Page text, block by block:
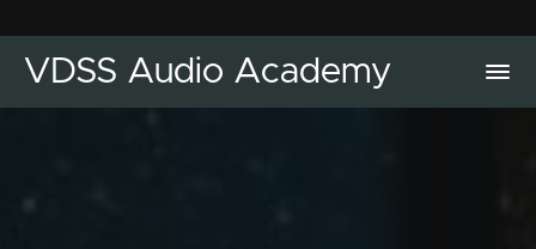
VDSS Audio Academy